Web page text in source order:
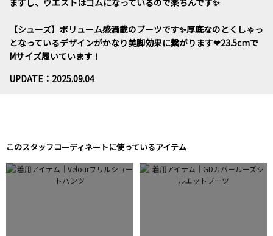
ますし、ウエストはゴムになっているので楽ちんです✨
【シューズ】ボリューム感満載のブーツです✨厚底なのとくしゃっ
となっているデザインがかなり美脚効果に繋がります❤︎23.5cmで
Mサイズ履いています！
UPDATE：2025.09.04
このスタッフコーディネートに使っているアイテム